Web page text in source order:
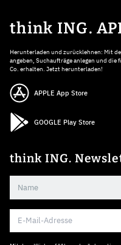
think ING.
Herunterladen und zurücklehnen: Mit
angeben, Suchaufträge anlegen und
Co. erhalten. Jetzt herunterladen!
APPLE App Store
GOOGLE Play Store
think ING.